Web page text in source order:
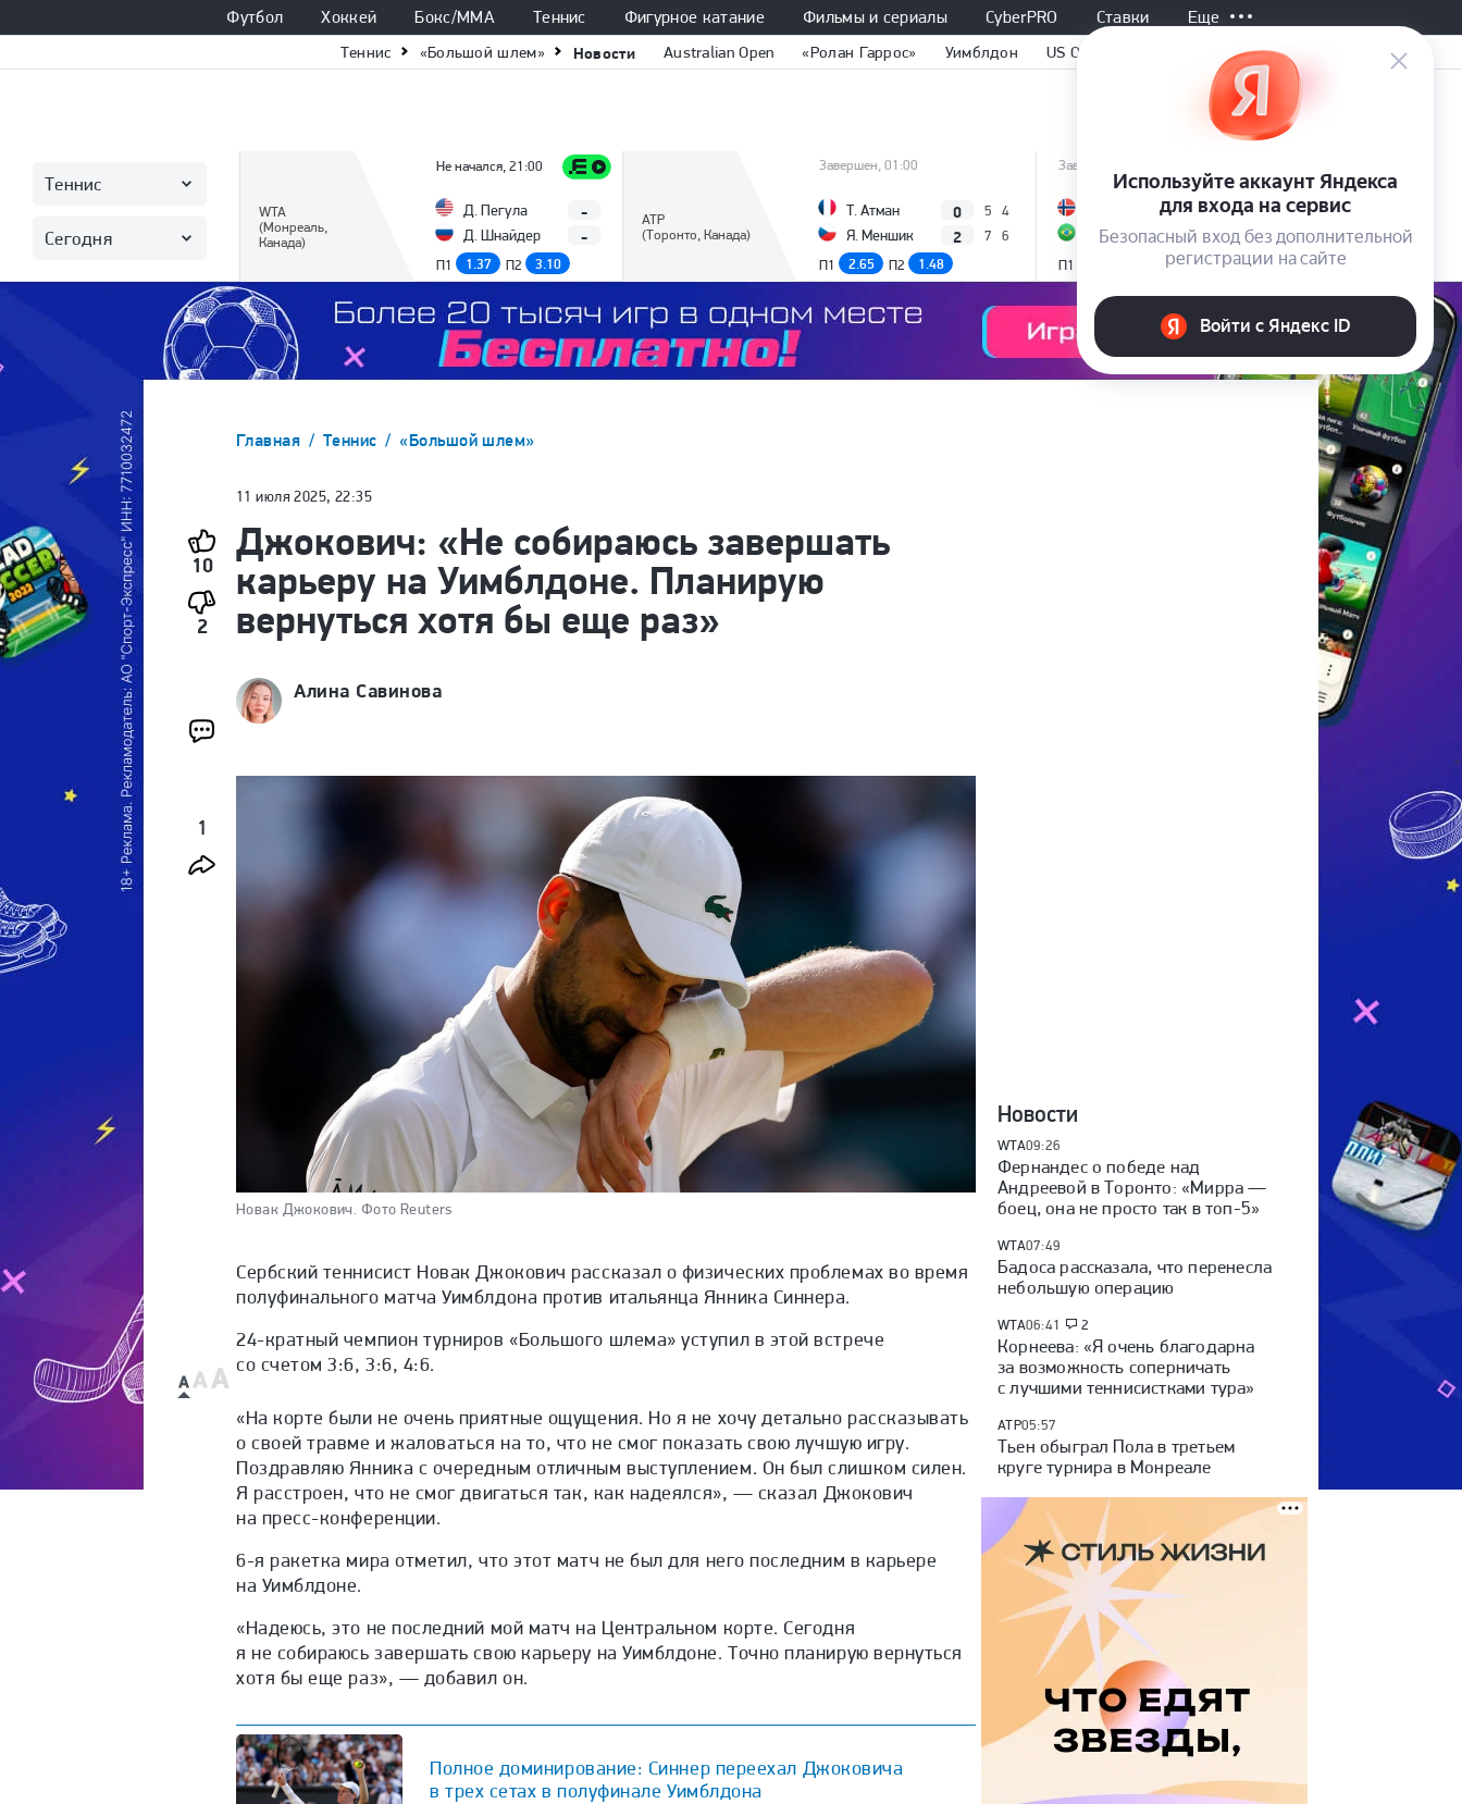
Футбол Хоккей Бокс/ММА Теннис Фигурное катание Фильмы и сериалы CyberPRO Ставки Еще
Теннис «Большой шлем» Новости Australian Open «Ролан Гаррос» Уимблдон US Open
Теннис
Сегодня
WTA
(Монреаль,
Канада)
Не начался, 21:00
Д. Пегула
Д. Шнайдер
-
-
П1 1.37 П2 3.10
ATP
(Торонто, Канада)
Завершен, 01:00
Т. Атман
Я. Меншик
0 5 4
2 7
6
П1
2.65 П2 1.48
Завершен, 02:00
Ж. Фонсека
0 6 3
2 7
6
П1
1.67
А. Попырин
Т. А. Тиранте
П1 1.76
Все матчи
Главная Теннис «Большой шлем»
10
2
1
11 июля 2025, 22:35
Джокович: «Не собираюсь завершать
карьеру на Уимблдоне. Планирую
вернуться хотя бы еще раз»
Алина Савинова
Новак Джокович. Фото Reuters
Сербский теннисист Новак Джокович рассказал о физических проблемах во время
полуфинального матча Уимблдона против итальянца Янника Синнера.
24-кратный чемпион турниров «Большого шлема» уступил в этой встрече
со счетом 3:6, 3:6, 4:6.
«На корте были не очень приятные ощущения. Но я не хочу детально рассказывать
о своей травме и жаловаться на то, что не смог показать свою лучшую игру.
Поздравляю Янника с очередным отличным выступлением. Он был слишком силен.
Я расстроен, что не смог двигаться так, как надеялся», — сказал Джокович
на пресс-конференции.
6-я ракетка мира отметил, что этот матч не был для него последним в карьере
на Уимблдоне.
«Надеюсь, это не последний мой матч на Центральном корте. Сегодня
я не собираюсь завершать свою карьеру на Уимблдоне. Точно планирую вернуться
хотя бы еще раз», — добавил он.
Полное доминирование: Синнер переехал Джоковича
в трех сетах в полуфинале Уимблдона
Новости
WTA09:26
Фернандес о победе над
Андреевой в Торонто: «Мирра —
боец, она не просто так в топ-5»
WTA07:49
Бадоса рассказала, что перенесла
небольшую операцию
WTA06:41 2
Корнеева: «Я очень благодарна
за возможность соперничать
с лучшими теннисистками тура»
ATP05:57
Тьен обыграл Пола в третьем
круге турнира в Монреале